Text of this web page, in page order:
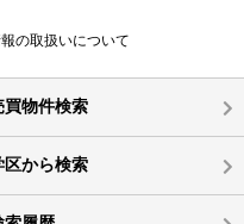
の取扱いについて
買物件検索
区から検索